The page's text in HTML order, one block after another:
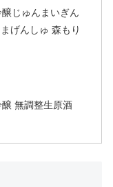
じゅんまいぎん
げんしゅ 森もり
無調整生原酒